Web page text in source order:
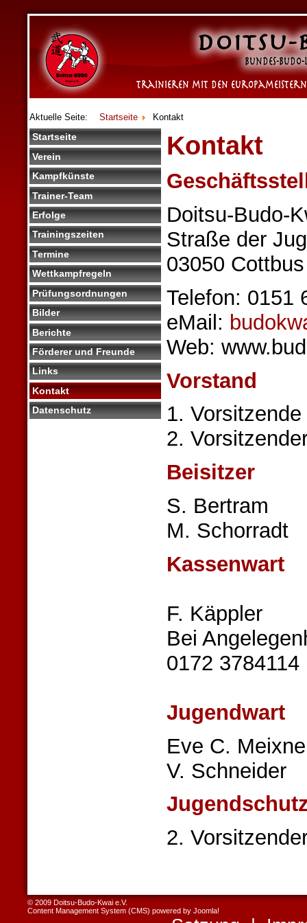
Aktuelle Seite: Startseite Kontakt
Startseite
Verein
Kampfkünste
Trainer-Team
Erfolge
Trainingszeiten
Termine
Wettkampfregeln
Prüfungsordnungen
Bilder
Berichte
Förderer und Freunde
Links
Kontakt
Datenschutz
Kontakt
Doitsu-Budo-
Straße der
03050 Cottbus
Telefon: 0151
eMail:
Web:
Vorstand
1.
2.
Beisitzer
S. Bertram
M. Schorradt
Kassenwart
F. Käppler
Bei
0172 3784114
Jugendwart
Eve C.
V. Schneider
2.
© 2009 Doitsu-Budo-Kwai e.V.
Content Management System (CMS) powered by Joomla!